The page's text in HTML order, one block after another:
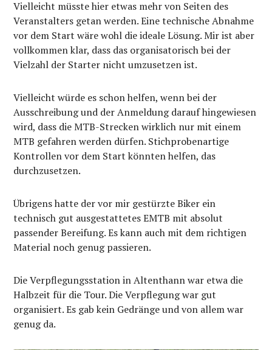
Vielleicht müsste hier etwas mehr von Seiten des
Veranstalters getan werden. Eine technische Abnahme
vor dem Start wäre wohl die ideale Lösung. Mir ist aber
vollkommen klar, dass das organisatorisch bei der
Vielzahl der Starter nicht umzusetzen ist.
Vielleicht würde es schon helfen, wenn bei der
Ausschreibung und der Anmeldung darauf hingewiesen
wird, dass die MTB-Strecken wirklich nur mit einem
MTB gefahren werden dürfen. Stichprobenartige
Kontrollen vor dem Start könnten helfen, das
durchzusetzen.
Übrigens hatte der vor mir gestürzte Biker ein
technisch gut ausgestattetes EMTB mit absolut
passender Bereifung. Es kann auch mit dem richtigen
Material noch genug passieren.
Die Verpflegungsstation in Altenthann war etwa die
Halbzeit für die Tour. Die Verpflegung war gut
organisiert. Es gab kein Gedränge und von allem war
genug da.